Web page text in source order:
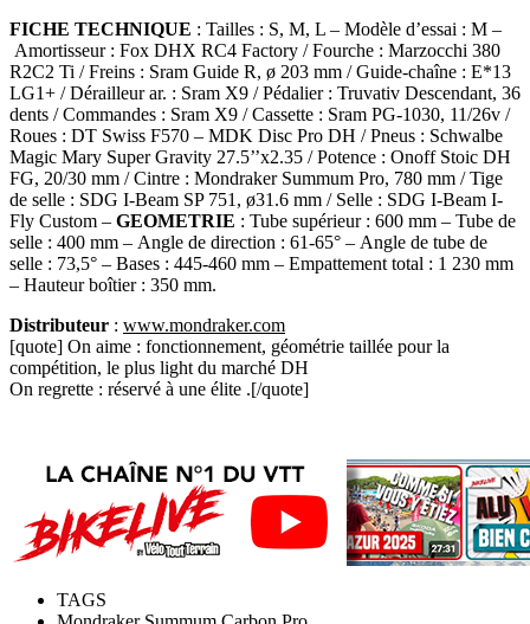
FICHE TECHNIQUE : Tailles : S, M, L – Modèle d’essai : M –
Amortisseur : Fox DHX RC4 Factory / Fourche : Marzocchi 380
R2C2 Ti / Freins : Sram Guide R, ø 203 mm / Guide-chaîne : E*13
LG1+ / Dérailleur ar. : Sram X9 / Pédalier : Truvativ Descendant, 36
dents / Commandes : Sram X9 / Cassette : Sram PG-1030, 11/26v /
Roues : DT Swiss F570 – MDK Disc Pro DH / Pneus : Schwalbe
Magic Mary Super Gravity 27.5’’x2.35 / Potence : Onoff Stoic DH
FG, 20/30 mm / Cintre : Mondraker Summum Pro, 780 mm / Tige
de selle : SDG I-Beam SP 751, ø31.6 mm / Selle : SDG I-Beam I-
Fly Custom – GEOMETRIE : Tube supérieur : 600 mm – Tube de
selle : 400 mm – Angle de direction : 61-65° – Angle de tube de
selle : 73,5° – Bases : 445-460 mm – Empattement total : 1 230 mm
– Hauteur boîtier : 350 mm.
Distributeur : www.mondraker.com
[quote] On aime : fonctionnement, géométrie taillée pour la
compétition, le plus light du marché DH
On regrette : réservé à une élite .[/quote]
TAGS